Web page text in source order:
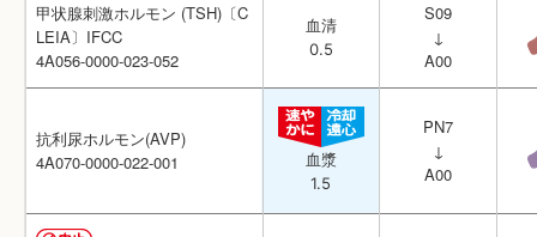
甲状腺刺激ホルモン (TSH)〔C
LEIA〕IFCC
4A056-0000-023-052
血清
0.5
S09
↓
A00
抗利尿ホルモン(AVP)
4A070-0000-022-001
血漿
1.5
PN7
↓
A00
甲状腺刺激ホルモン (TSH)〔C
LEIA〕IFCC
4A056-0000-023-052
血清
0.5
S09
↓
A00
抗利尿ホルモン(AVP)
4A070-0000-022-001
血漿
1.5
PN7
↓
A00